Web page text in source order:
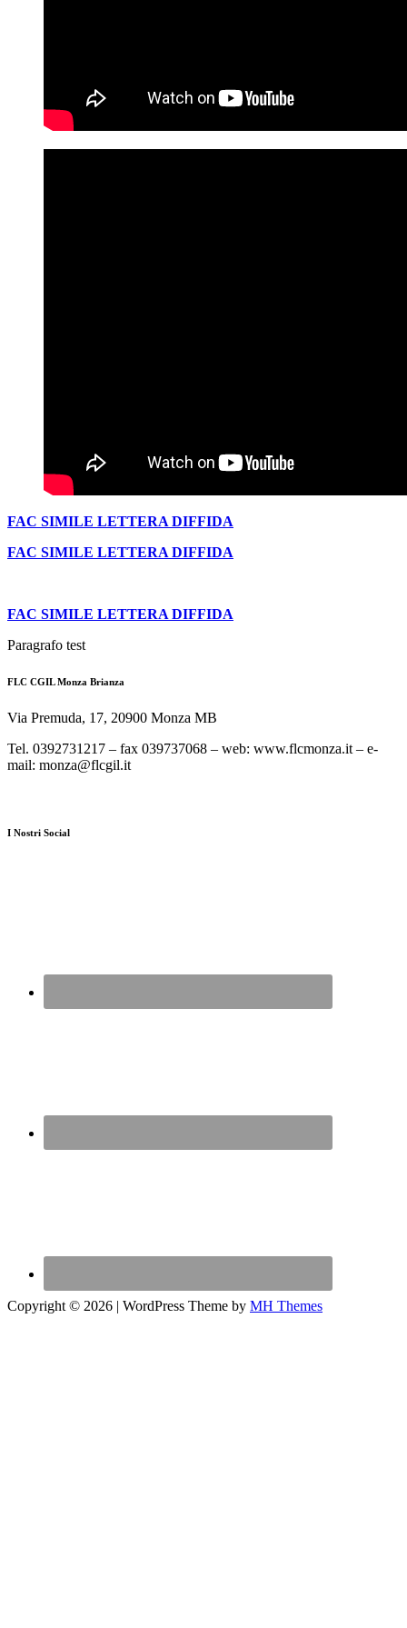
FAC SIMILE LETTERA DIFFIDA
FAC SIMILE LETTERA DIFFIDA
FAC SIMILE LETTERA DIFFIDA
Paragrafo test
FLC CGIL Monza Brianza
Via Premuda, 17, 20900 Monza MB
Tel. 0392731217 – fax 039737068 – web: www.flcmonza.it – e-
mail: monza@flcgil.it
I Nostri Social
Copyright © 2026 | WordPress Theme by MH Themes